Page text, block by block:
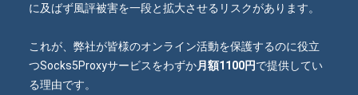
に及ばず風評被害を一段と拡大させるリスクがあります。
これが、弊社が皆様のオンライン活動を保護するのに役立
つSocks5Proxyサービスをわずか月額1100円で提供してい
る理由です。